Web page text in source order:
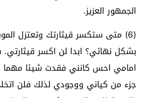
الجمهور العزيز.
(6) متى ستكسر قيثارتك وتعتزل
بشكل نهائي؟ ابدا لن اكسر قيثارتي.
امامي احس كانني فقدت شيئا
جزء من كياني ووجودي لذلك فلن